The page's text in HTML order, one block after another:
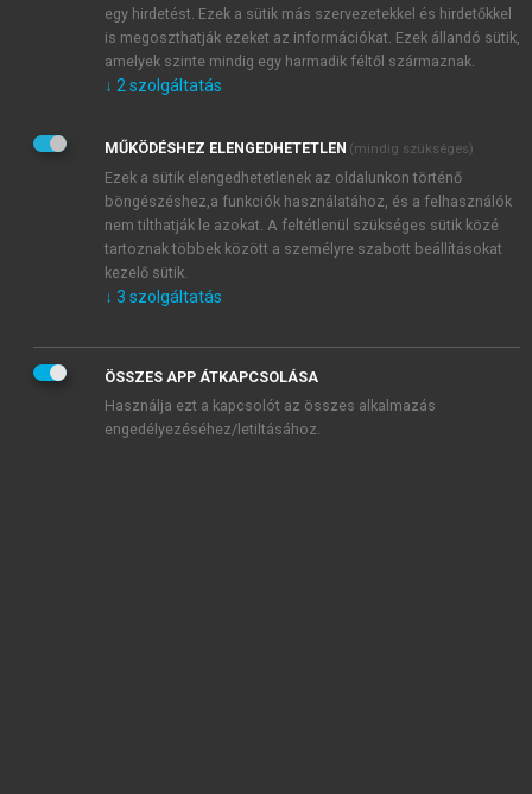
Kérek értesítést a MeRSZ újdonságairól, akcióiról.
Kérek értesítést az Akadémiai Kiadó Zrt. újdonságairól,
Adatkezelési tájékoztatóbanfoglaltakat tudomásul
veszem és elfogadom.
Általános vásárlási feltételeket, valamint a szotar.netés a
mersz.huoldalak licencszerződéseiben foglaltakat
tudomásul veszem és elfogadom.
KIPRÓBÁLOM
egy hirdetést. Ezek a sütik más szervezetekkel és hirdetőkkel
is megoszthatják ezeket az információkat. Ezek állandó sütik,
amelyek szinte mindig egy harmadik féltől származnak.
↓ 2 szolgáltatás
MŰKÖDÉSHEZ ELENGEDHETETLEN (mindig szükséges)
Ezek a sütik elengedhetetlenek az oldalunkon történő
böngészéshez,a funkciók használatához, és a felhasználók
nem tilthatják le azokat. A feltétlenül szükséges sütik közé
tartoznak többek között a személyre szabott beállításokat
kezelő sütik.
↓ 3 szolgáltatás
ÖSSZES APP ÁTKAPCSOLÁSA
Használja ezt a kapcsolót az összes alkalmazás
engedélyezéséhez/letiltásához.